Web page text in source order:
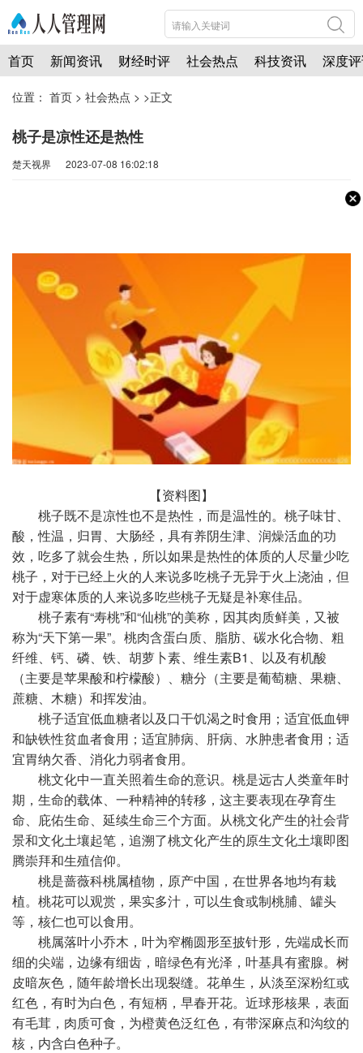
首页 新闻资讯 财经时评 社会热点 科技资讯 深度
位置： 首页 > 社会热点 > >正文
桃子是凉性还是热性
楚天视界 2023-07-08 16:02:18
【资料图】
桃子既不是凉性也不是热性，而是温性的。桃子味甘、
酸，性温，归胃、大肠经，具有养阴生津、润燥活血的功
效，吃多了就会生热，所以如果是热性的体质的人尽量少吃
桃子，对于已经上火的人来说多吃桃子无异于火上浇油，但
对于虚寒体质的人来说多吃些桃子无疑是补寒佳品。
桃子素有“寿桃”和“仙桃”的美称，因其肉质鲜美，又被
称为“天下第一果”。桃肉含蛋白质、脂肪、碳水化合物、粗
纤维、钙、磷、铁、胡萝卜素、维生素B1、以及有机酸
（主要是苹果酸和柠檬酸）、糖分（主要是葡萄糖、果糖、
蔗糖、木糖）和挥发油。
桃子适宜低血糖者以及口干饥渴之时食用；适宜低血钾
和缺铁性贫血者食用；适宜肺病、肝病、水肿患者食用；适
宜胃纳欠香、消化力弱者食用。
桃文化中一直关照着生命的意识。桃是远古人类童年时
期，生命的载体、一种精神的转移，这主要表现在孕育生
命、庇佑生命、延续生命三个方面。从桃文化产生的社会背
景和文化土壤起笔，追溯了桃文化产生的原生文化土壤即图
腾崇拜和生殖信仰。
桃是蔷薇科桃属植物，原产中国，在世界各地均有栽
植。桃花可以观赏，果实多汁，可以生食或制桃脯、罐头
等，核仁也可以食用。
桃属落叶小乔木，叶为窄椭圆形至披针形，先端成长而
细的尖端，边缘有细齿，暗绿色有光泽，叶基具有蜜腺。树
皮暗灰色，随年龄增长出现裂缝。花单生，从淡至深粉红或
红色，有时为白色，有短柄，早春开花。近球形核果，表面
有毛茸，肉质可食，为橙黄色泛红色，有带深麻点和沟纹的
核，内含白色种子。